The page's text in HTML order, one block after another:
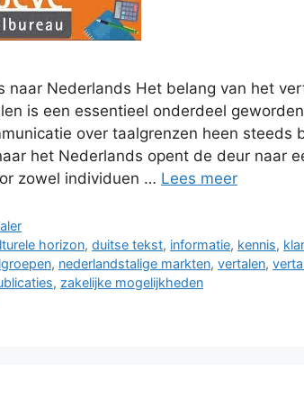
naar Nederlands Het belang van het
is een essentieel onderdeel
over taalgrenzen heen steeds
het Nederlands opent de deur naar
zowel individuen … Lees meer
horizon,duitse tekst, informatie, kennis,
, nederlandstalige markten, vertalen,
, zakelijke mogelijkheden